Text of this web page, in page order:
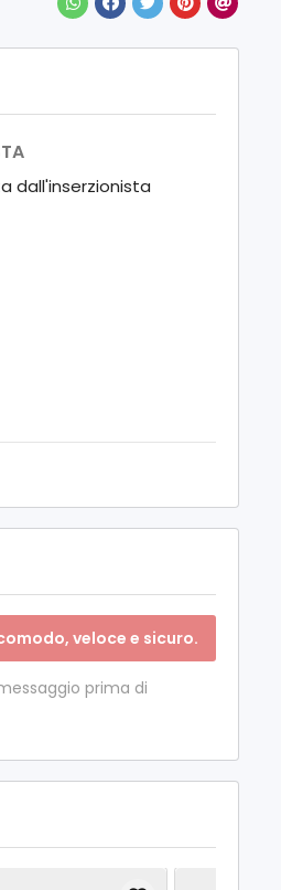
dall'inserzionista
veloce e sicuro.
prima di